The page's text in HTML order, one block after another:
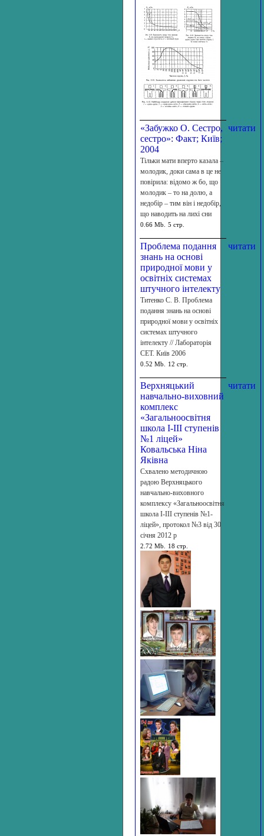
«Забужко О. Сестро,
сестро»: Факт; Київ;
2004
Тiльки мати вперто казала –
молодик, доки сама в це не
повiрила: вiдомо ж бо, що
молодик – то на долю, а
недобiр – тим вiн i недобiр,
що наводить на лихi сни
0.66 Mb. 5 стр.
читати
Проблема подання
знань на основі
природної мови у
освітніх системах
штучного інтелекту
Титенко С. В. Проблема
подання знань на основі
природної мови у освітніх
системах штучного
інтелекту // Лабораторія
СЕТ. Київ 2006
0.52 Mb. 12 стр.
читати
Верхняцький
навчально-виховний
комплекс
«Загальноосвітня
школа І-ІІІ ступенів
№1 ліцей»
Ковальська Ніна
Яківна
Схвалено методичною
радою Верхняцького
навчально-виховного
комплексу «Загальноосвітня
школа І-ІІІ ступенів №1-
ліцей», протокол №3 від 30
січня 2012 р
2.72 Mb. 18 стр.
читати